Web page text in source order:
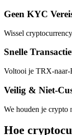
Geen KYC
Wissel
Snelle
Voltooi je TRX-naar-
Veilig & Niet-
We houden je crypto
Hoe